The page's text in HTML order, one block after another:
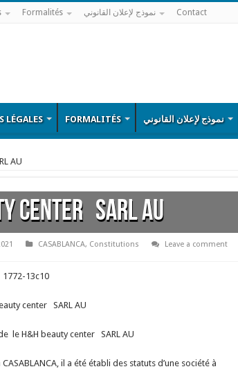
Formalités نموذج لإعلان القانوني Contact
LÉGALES FORMALITÉS نموذج لإعلان القانوني
AU
center SARL AU
CASABLANCA, Constitutions
Leave a comment
1772-13c10
center SARL AU
le H&H beauty center SARL AU
il a été établi des statuts d’une société à